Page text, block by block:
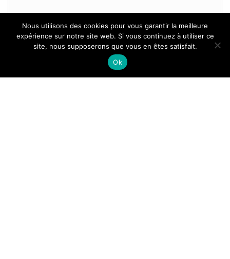
Tous droits reservés.
Nous utilisons des cookies pour vous garantir la meilleure
expérience sur notre site web. Si vous continuez à utiliser ce
site, nous supposerons que vous en êtes satisfait.
Ok